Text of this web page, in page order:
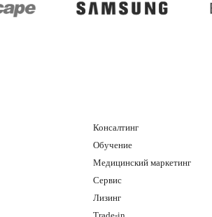
Консалтинг
Обучение
Медицинский маркетинг
Сервис
Лизинг